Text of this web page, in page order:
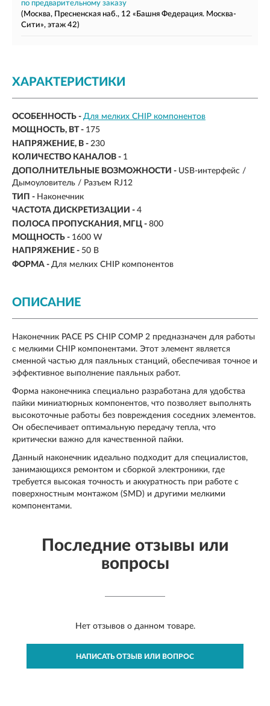
по предварительному заказу
(Москва, Пресненская наб., 12 «Башня Федерация. Москва-
Сити», этаж 42)
ХАРАКТЕРИСТИКИ
ОСОБЕННОСТЬ - Для мелких CHIP компонентов
МОЩНОСТЬ, ВТ - 175
НАПРЯЖЕНИЕ, В - 230
КОЛИЧЕСТВО КАНАЛОВ - 1
ДОПОЛНИТЕЛЬНЫЕ ВОЗМОЖНОСТИ - USB-интерфейс /
Дымоуловитель / Разъем RJ12
ТИП - Наконечник
ЧАСТОТА ДИСКРЕТИЗАЦИИ - 4
ПОЛОСА ПРОПУСКАНИЯ, МГЦ - 800
МОЩНОСТЬ - 1600 W
НАПРЯЖЕНИЕ - 50 В
ФОРМА - Для мелких CHIP компонентов
ОПИСАНИЕ
Наконечник PACE PS CHIP COMP 2 предназначен для работы
с мелкими CHIP компонентами. Этот элемент является
сменной частью для паяльных станций, обеспечивая точное и
эффективное выполнение паяльных работ.
Форма наконечника специально разработана для удобства
пайки миниатюрных компонентов, что позволяет выполнять
высокоточные работы без повреждения соседних элементов.
Он обеспечивает оптимальную передачу тепла, что
критически важно для качественной пайки.
Данный наконечник идеально подходит для специалистов,
занимающихся ремонтом и сборкой электроники, где
требуется высокая точность и аккуратность при работе с
поверхностным монтажом (SMD) и другими мелкими
компонентами.
Последние отзывы или
вопросы
Нет отзывов о данном товаре.
НАПИСАТЬ ОТЗЫВ ИЛИ ВОПРОС